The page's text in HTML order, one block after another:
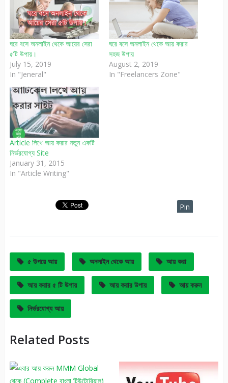
ঘরে বসে অনলাইন থেকে আয়ের সেরা
৫টি উপায়।
July 15, 2019
In "Jeneral"
ঘরে বসে অনলাইন থেকে আয় করার
সহজ উপায়
August 2, 2019
In "Freelancers Zone"
Article লিখে আয় করার নতুন একটি
নির্ভরযোগ্য Site
January 31, 2015
In "Article Writing"
Pin
৫ উপয়ে আয় অনলাইন থেকে আয় আয় করা
আয় করার ৫ টি উপায় আয় করার উপায় আয় করুন
নির্ভরযোগ্য আয়
Related Posts